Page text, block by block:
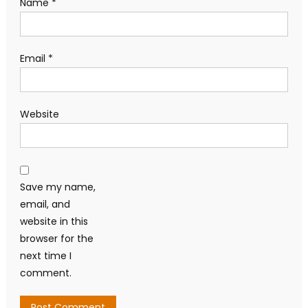
Email *
Website
Save my name,
email, and
website in this
browser for the
next time I
comment.